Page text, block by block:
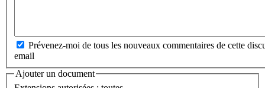
Prévenez-moi de tous les nouveaux commentaires de cette
email
Ajouter un document